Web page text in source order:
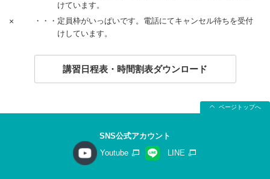
けています。
×
・・・定員枠がいっぱいです。電話にてキャンセル待ちを受付
けしています。
講習日程表・時間割表ダウンロード
ページトップへ
SNS公式アカウント
Youtube
LINE